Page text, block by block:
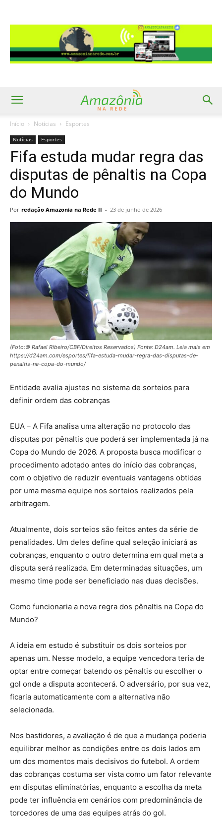
Início Notícias Esportes
Notícias Esportes
Fifa estuda mudar regra das
disputas de pênaltis na Copa
do Mundo
Por redação Amazonia na Rede II - 23 de junho de 2026
(Foto:© Rafael Ribeiro/CBF/Direitos Reservados) Fonte: D24am. Leia mais em
https://d24am.com/esportes/fifa-estuda-mudar-regra-das-disputas-de-
penaltis-na-copa-do-mundo/
Entidade avalia ajustes no sistema de sorteios para
definir ordem das cobranças
EUA – A Fifa analisa uma alteração no protocolo das
disputas por pênaltis que poderá ser implementada já na
Copa do Mundo de 2026. A proposta busca modificar o
procedimento adotado antes do início das cobranças,
com o objetivo de reduzir eventuais vantagens obtidas
por uma mesma equipe nos sorteios realizados pela
arbitragem.
Atualmente, dois sorteios são feitos antes da série de
penalidades. Um deles define qual seleção iniciará as
cobranças, enquanto o outro determina em qual meta a
disputa será realizada. Em determinadas situações, um
mesmo time pode ser beneficiado nas duas decisões.
Como funcionaria a nova regra dos pênaltis na Copa do
Mundo?
A ideia em estudo é substituir os dois sorteios por
apenas um. Nesse modelo, a equipe vencedora teria de
optar entre começar batendo os pênaltis ou escolher o
gol onde a disputa acontecerá. O adversário, por sua vez,
ficaria automaticamente com a alternativa não
selecionada.
Nos bastidores, a avaliação é de que a mudança poderia
equilibrar melhor as condições entre os dois lados em
um dos momentos mais decisivos do futebol. A ordem
das cobranças costuma ser vista como um fator relevante
em disputas eliminatórias, enquanto a escolha da meta
pode ter influência em cenários com predominância de
torcedores de uma das equipes atrás do gol.